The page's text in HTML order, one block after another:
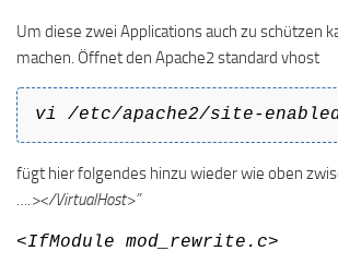
Um diese zwei Applications auch zu schützen
machen. Öffnet den Apache2 standard vhost
vi /etc/apache2/site-
fügt hier folgendes hinzu wieder wie oben
….></VirtualHost>”
<IfModule mod_rewrite.c>